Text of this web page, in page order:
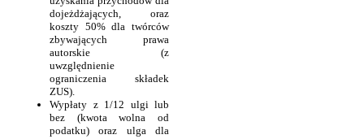
dojeżdżających, oraz
koszty 50% dla twórców
zbywających prawa
autorskie (z
uwzględnienie
ograniczenia składek
ZUS).
Wypłaty z 1/12 ulgi lub
bez (kwota wolna od
podatku) oraz ulga dla